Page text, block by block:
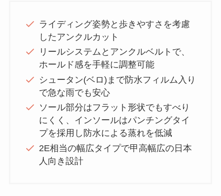
ライディング姿勢と歩きやすさを考慮
したアンクルカット
リールシステムとアンクルベルトで、
ホールド感を手軽に調整可能
シュータン(ベロ)まで防水フィルム入り
で急な雨でも安心
ソール部分はフラット形状でもすべり
にくく、インソールはパンチングタイ
プを採用し防水による蒸れを低減
2E相当の幅広タイプで甲高幅広の日本
人向き設計